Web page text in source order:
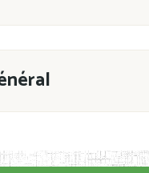
2011 portant